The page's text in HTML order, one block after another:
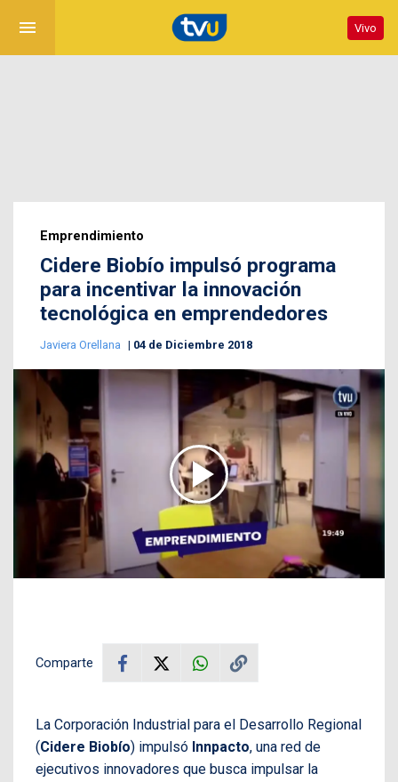
menu Vivo
Emprendimiento
Cidere Biobío impulsó programa
para incentivar la innovación
tecnológica en emprendedores
Javiera Orellana 04 de Diciembre 2018
Comparte
La Corporación Industrial para el Desarrollo Regional
(Cidere Biobío) impulsó Innpacto, una red de
ejecutivos innovadores que busca impulsar la